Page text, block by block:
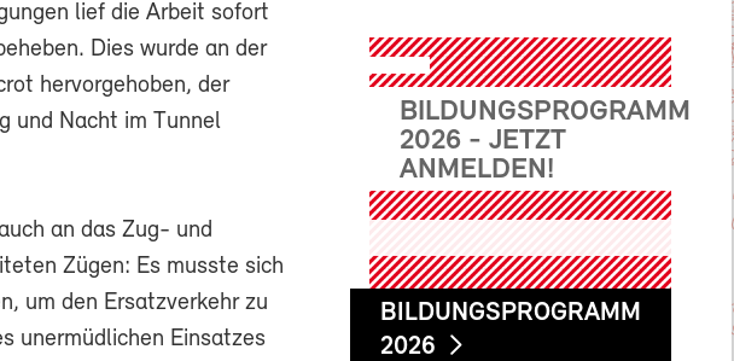
lief die Arbeit sofort
Dies wurde an der
hervorgehoben, der
und Nacht im Tunnel
an das Zug- und
Zügen: Es musste sich
um den Ersatzverkehr zu
unermüdlichen Einsatzes
BILDUNGSPROGRAMM
2026 - JETZT
ANMELDEN!
BILDUNGSPROGRAMM
2026